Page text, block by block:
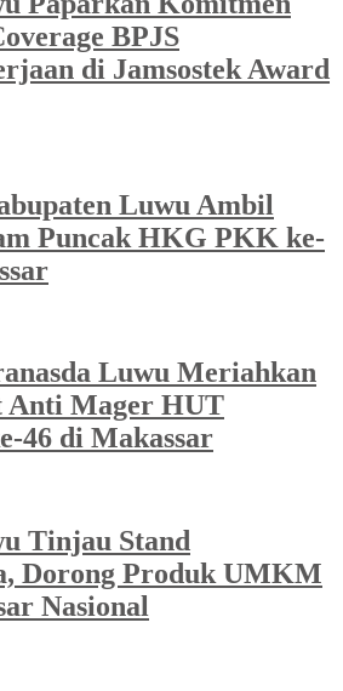
BPJS
di Jamsostek Award
Luwu Ambil
Puncak HKG PKK ke-
Luwu Meriahkan
Anti Mager HUT
46 di Makassar
Tinjau Stand
Dorong Produk UMKM
Nasional